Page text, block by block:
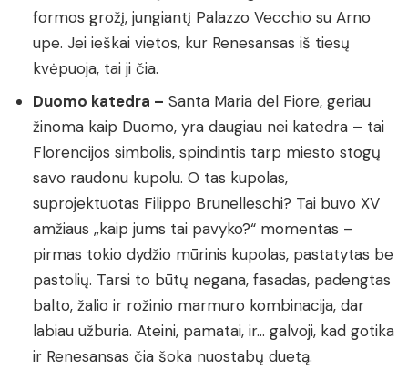
formos grožį, jungiantį Palazzo Vecchio su Arno
upe. Jei ieškai vietos, kur Renesansas iš tiesų
kvėpuoja, tai ji čia.
Duomo katedra – Santa Maria del Fiore, geriau
žinoma kaip Duomo, yra daugiau nei katedra – tai
Florencijos simbolis, spindintis tarp miesto stogų
savo raudonu kupolu. O tas kupolas,
suprojektuotas Filippo Brunelleschi? Tai buvo XV
amžiaus „kaip jums tai pavyko?“ momentas –
pirmas tokio dydžio mūrinis kupolas, pastatytas be
pastolių. Tarsi to būtų negana, fasadas, padengtas
balto, žalio ir rožinio marmuro kombinacija, dar
labiau užburia. Ateini, pamatai, ir… galvoji, kad gotika
ir Renesansas čia šoka nuostabų duetą.